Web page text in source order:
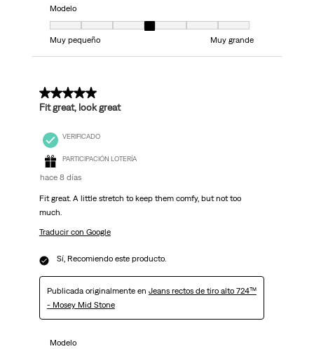
Modelo
Modelo, 4 de 7, donde 1 es igual a Muy pequeño y 7 es igual a Muy
Muy pequeño
Muy grande
5 de 5 estrellas.
Fit great, look great
VERIFICADO
PARTICIPACIÓN LOTERÍA
hace 8 días
Fit great. A little stretch to keep them comfy, but not too
much.
Traducir con Google
Sí, Recomiendo este producto.
Publicada originalmente en Jeans rectos de tiro alto 724™
- Mosey Mid Stone
Modelo